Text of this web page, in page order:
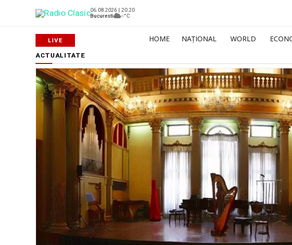
06.08.2026 | 20:20
Bucuresti
--°C
HOME NAȚIONAL WORLD
ACTUALITATE